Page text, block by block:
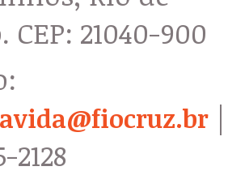
21040-900
|
2128